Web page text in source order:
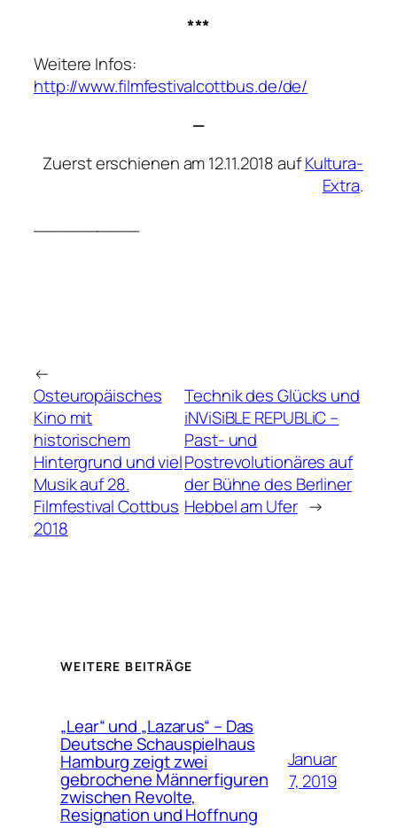
***
Weitere Infos:
http://www.filmfestivalcottbus.de/de/
—
Zuerst erschienen am 12.11.2018 aufKultura-
Extra.
←
Osteuropäisches
Kino mit
historischem
Hintergrund und viel
Musik auf 28.
Filmfestival Cottbus
2018
Technik des Glücks und
iNViSiBLE REPUBLiC –
Past- und
Postrevolutionäres auf
der Bühne des Berliner
Hebbel am Ufer →
WEITERE BEITRÄGE
„Lear“ und „Lazarus“ – Das
Deutsche Schauspielhaus
Hamburg zeigt zwei
gebrochene Männerfiguren
zwischen Revolte,
Resignation und Hoffnung
Januar
7, 2019